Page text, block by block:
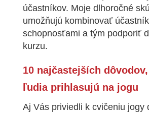
účastníkov. Moje dlhoročné
umožňujú kombinovať
schopnosťami a tým podporiť
kurzu.
10 najčastejších
ľudia prihlasujú na jogu
Aj Vás priviedli k cvičeniu jogy